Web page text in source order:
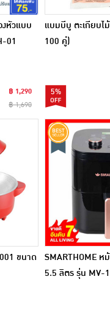
งหัวแบบ
01
฿ 1,290
฿ 1,690
แบมบีบู ตะเกียบไ
100 คู่)
5%
ขนาด
SMARTHOME ห
5.5 ลิตร รุ่น MV-